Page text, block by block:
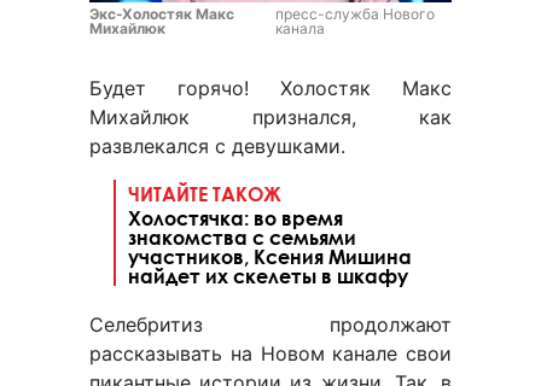
Экс-Холостяк Макс
Михайлюк
пресс-служба Нового
канала
Будет горячо! Холостяк Макс
Михайлюк признался, как
развлекался с девушками.
ЧИТАЙТЕ ТАКОЖ
Холостячка: во время
знакомства с семьями
участников, Ксения Мишина
найдет их скелеты в шкафу
Селебритиз продолжают
рассказывать на Новом канале свои